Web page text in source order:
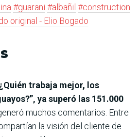
#guarani #albañil #construction
original - Elio Bogado
trabaja mejor, los
ya superó las 151.000
muchos comentarios. Entre
la visión del cliente de